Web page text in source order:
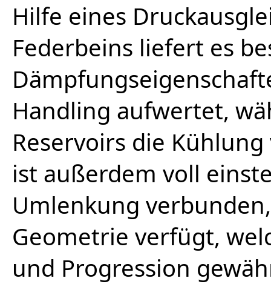
Hilfe eines
Federbeins liefert es
Handling aufwertet,
Reservoirs die
ist außerdem voll
Umlenkung
Geometrie verfügt,
und Progression